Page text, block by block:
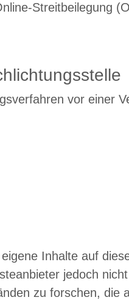
Streitbeilegung
vor einer
Inhalte auf
jedoch
zu forschen, die